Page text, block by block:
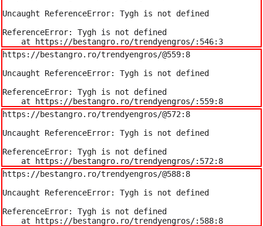
Uncaught ReferenceError: Tygh is not defined
ReferenceError: Tygh is not defined
    at https://bestangro.ro/trendyengros/:546:3
https://bestangro.ro/trendyengros/@559:8
Uncaught ReferenceError: Tygh is not defined
ReferenceError: Tygh is not defined
    at https://bestangro.ro/trendyengros/:559:8
https://bestangro.ro/trendyengros/@572:8
Uncaught ReferenceError: Tygh is not defined
ReferenceError: Tygh is not defined
    at https://bestangro.ro/trendyengros/:572:8
https://bestangro.ro/trendyengros/@588:8
Uncaught ReferenceError: Tygh is not defined
ReferenceError: Tygh is not defined
    at https://bestangro.ro/trendyengros/:588:8